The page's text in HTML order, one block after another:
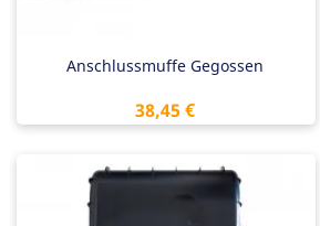
Anschlussmuffe Gegossen
Preis
38,45 €